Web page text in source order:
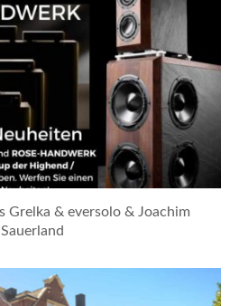
Grelka & eversolo & Joachim